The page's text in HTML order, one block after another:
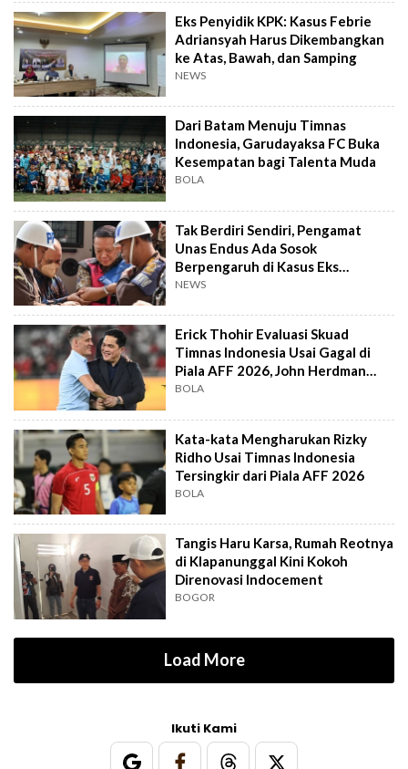
Eks Penyidik KPK: Kasus Febrie
Adriansyah Harus Dikembangkan
ke Atas, Bawah, dan Samping
NEWS
Dari Batam Menuju Timnas
Indonesia, Garudayaksa FC Buka
Kesempatan bagi Talenta Muda
BOLA
Tak Berdiri Sendiri, Pengamat
Unas Endus Ada Sosok
Berpengaruh di Kasus Eks
Jampidsus
NEWS
Erick Thohir Evaluasi Skuad
Timnas Indonesia Usai Gagal di
Piala AFF 2026, John Herdman
Out?
BOLA
Kata-kata Mengharukan Rizky
Ridho Usai Timnas Indonesia
Tersingkir dari Piala AFF 2026
BOLA
Tangis Haru Karsa, Rumah Reotnya
di Klapanunggal Kini Kokoh
Direnovasi Indocement
BOGOR
Load More
Ikuti Kami